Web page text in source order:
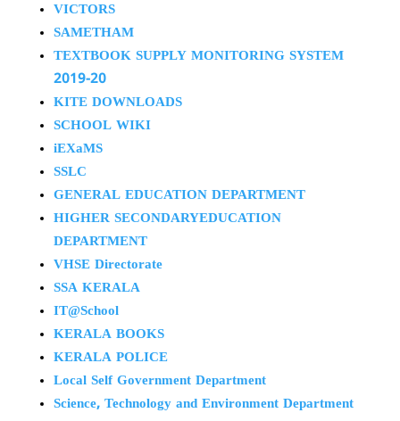
VICTORS
SAMETHAM
TEXTBOOK SUPPLY MONITORING SYSTEM
2019-20
KITE DOWNLOADS
SCHOOL WIKI
iEXaMS
SSLC
GENERAL EDUCATION DEPARTMENT
HIGHER SECONDARYEDUCATION
DEPARTMENT
VHSE Directorate
SSA KERALA
IT@School
KERALA BOOKS
KERALA POLICE
Local Self Government Department
Science, Technology and Environment Department